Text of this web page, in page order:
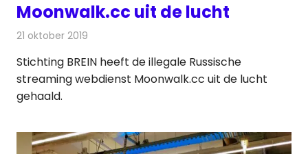
Moonwalk.cc uit de lucht
21 oktober 2019
Stichting BREIN heeft de illegale Russische
streaming webdienst Moonwalk.cc uit de lucht
gehaald.